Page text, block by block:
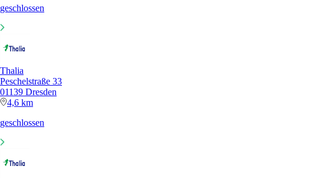
geschlossen
Thalia
Peschelstraße 33
01139 Dresden
4,6 km
geschlossen